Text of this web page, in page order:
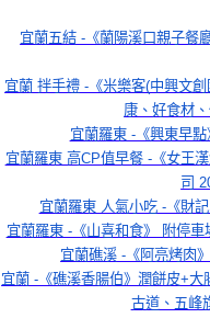
宜蘭五結 -《蘭陽溪口親子餐
宜蘭 拌手禮 -《米樂客(中興文
康、好食材
宜蘭羅東 -《興東早
宜蘭羅東 高CP值早餐 -《女王
司
宜蘭羅東 人氣小吃 -《財
宜蘭羅東 -《山喜和食》 附停
宜蘭礁溪 -《阿亮烤肉
宜蘭 -《礁溪香腸伯》潤餅皮+
古道、五峰